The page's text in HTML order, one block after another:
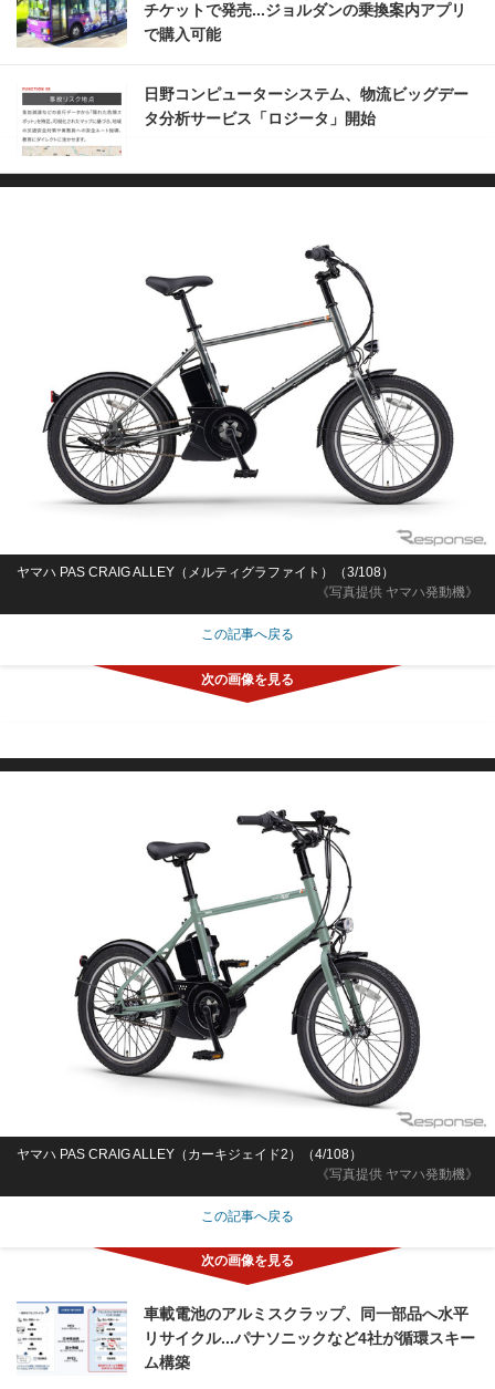
チケットで発売...ジョルダンの乗換案内アプリ
で購入可能
日野コンピューターシステム、物流ビッグデー
タ分析サービス「ロジータ」開始
《写真提供 ヤマハ発動機》
ヤマハ PAS CRAIG ALLEY（メルティグラファイト）（3/108）
この記事へ戻る
《写真提供 ヤマハ発動機》
ヤマハ PAS CRAIG ALLEY（カーキジェイド2）（4/108）
この記事へ戻る
車載電池のアルミスクラップ、同一部品へ水平
リサイクル...パナソニックなど4社が循環スキー
ム構築